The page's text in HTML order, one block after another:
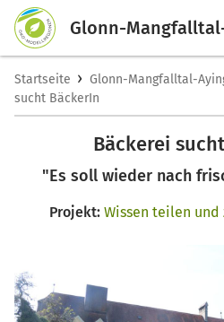
Glonn-
Startseite › Glonn-Mangfalltal-
sucht BäckerIn
Bäckerei
"Es soll wieder nach
Projekt: Wissen teilen